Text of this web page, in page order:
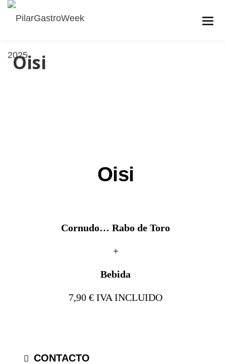
Oisi
Oisi
Cornudo… Rabo de Toro
+
Bebida
7,90 € IVA INCLUIDO
CONTACTO